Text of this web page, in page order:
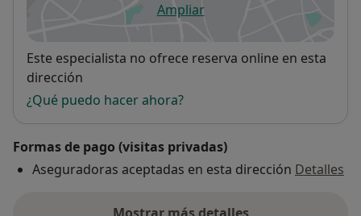
Ampliarse abre en una nueva
Disponibilidad
Este especialista no ofrece reserva online en esta
dirección
¿Qué puedo hacer ahora?
Formas de pago (visitas privadas)
Aseguradoras aceptadas en esta dirección Detalles